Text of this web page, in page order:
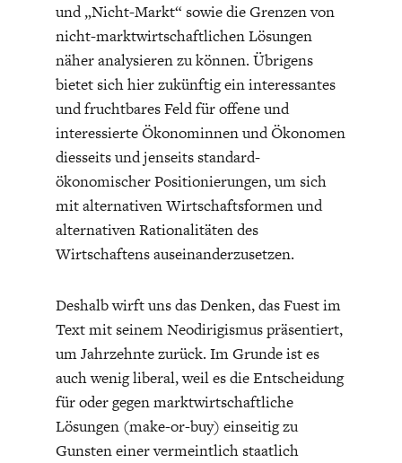
und „Nicht-Markt“ sowie die Grenzen von
nicht-marktwirtschaftlichen Lösungen
näher analysieren zu können. Übrigens
bietet sich hier zukünftig ein interessantes
und fruchtbares Feld für offene und
interessierte Ökonominnen und Ökonomen
diesseits und jenseits standard-
ökonomischer Positionierungen, um sich
mit alternativen Wirtschaftsformen und
alternativen Rationalitäten des
Wirtschaftens auseinanderzusetzen.
Deshalb wirft uns das Denken, das Fuest im
Text mit seinem Neodirigismus präsentiert,
um Jahrzehnte zurück. Im Grunde ist es
auch wenig liberal, weil es die Entscheidung
für oder gegen marktwirtschaftliche
Lösungen (make-or-buy) einseitig zu
Gunsten einer vermeintlich staatlich